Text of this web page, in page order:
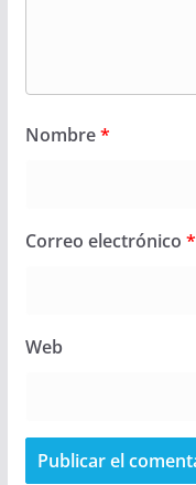
Nombre*
Correo electrónico *
Web